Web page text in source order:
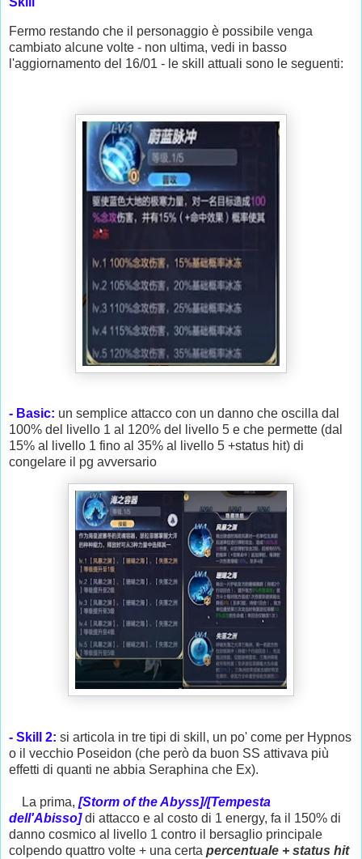
Fermo restando che il personaggio è possibile venga
cambiato alcune volte - non ultima, vedi in basso
l'aggiornamento del 16/01 - le skill attuali sono le seguenti:
- Basic: un semplice attacco con un danno che oscilla dal
100% del livello 1 al 120% del livello 5 e che permette (dal
15% al livello 1 fino al 35% al livello 5 +status hit) di
congelare il pg avversario
- Skill 2: si articola in tre tipi di skill, un po' come per Hypnos
o il vecchio Poseidon (che però da buon SS attivava più
effetti di quanti ne abbia Seraphina che Ex).
La prima, [Storm of the Abyss]/[Tempesta
dell'Abisso]di attacco e al costo di 1 energy, fa il 150% di
danno cosmico al livello 1 contro il bersaglio principale
colpendo quattro volte + una certa percentuale + status hit